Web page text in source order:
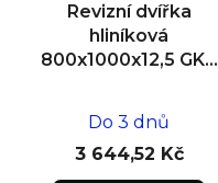
Revizní dvířka
hliníková
800x1000x12,5 GKB
Do 3 dnů
3 644,52 Kč